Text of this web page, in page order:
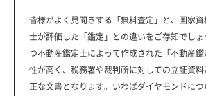
皆様がよく見聞きする「無料査定」と、国家
士が評価した「鑑定」との違いをご存知でし
つ不動産鑑定士によって作成された「不動産
性が高く、税務署や裁判所に対しての立証資
正な文書となります。いわばダイヤモンドに